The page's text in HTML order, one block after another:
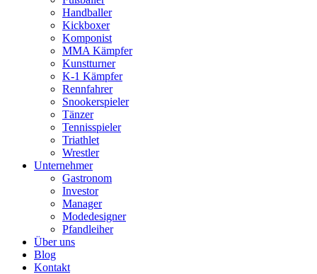
Handballer
Kickboxer
Komponist
MMA Kämpfer
Kunstturner
K-1 Kämpfer
Rennfahrer
Snookerspieler
Tänzer
Tennisspieler
Triathlet
Wrestler
Unternehmer
Gastronom
Investor
Manager
Modedesigner
Pfandleiher
Über uns
Blog
Kontakt